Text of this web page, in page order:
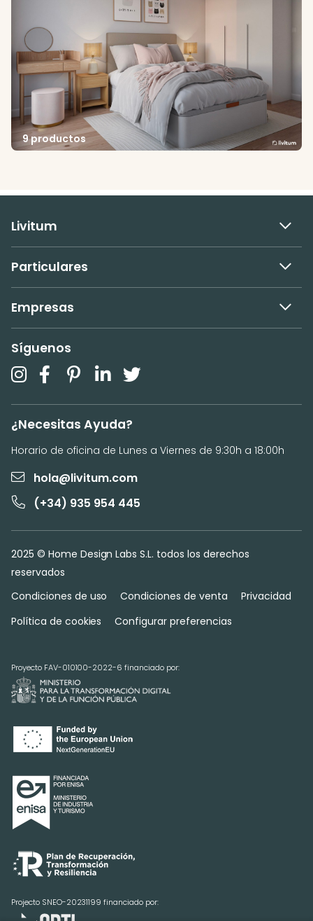
9 productos
Livitum
Particulares
Empresas
Síguenos
¿Necesitas Ayuda?
Horario de oficina de Lunes a Viernes de 9:30h a 18:00h
hola@livitum.com
(+34) 935 954 445
2025 © Home Design Labs S.L. todos los derechos
reservados
Condiciones de uso
Condiciones de venta
Privacidad
Política de cookies
Configurar preferencias
Proyecto FAV-010100-2022-6 financiado por:
Projecto SNEO-20231199 financiado por: